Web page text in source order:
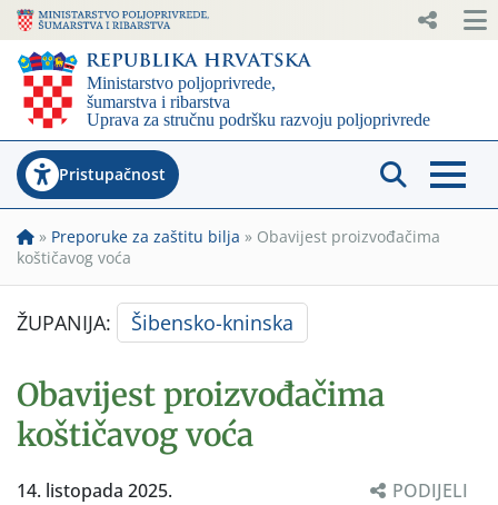
Pristupačnost
» Preporuke za zaštitu bilja » Obavijest proizvođačima
koštičavog voća
ŽUPANIJA: Šibensko-kninska
Obavijest proizvođačima
koštičavog voća
14. listopada 2025. PODIJELI